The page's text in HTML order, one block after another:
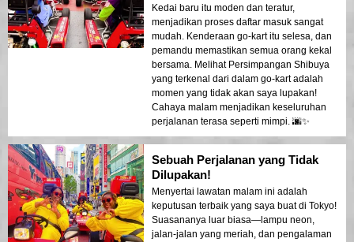
Kedai baru itu moden dan teratur,
menjadikan proses daftar masuk sangat
mudah. Kenderaan go-kart itu selesa, dan
pemandu memastikan semua orang kekal
bersama. Melihat Persimpangan Shibuya
yang terkenal dari dalam go-kart adalah
momen yang tidak akan saya lupakan!
Cahaya malam menjadikan keseluruhan
perjalanan terasa seperti mimpi. 🌆✨
Sebuah Perjalanan yang Tidak
Dilupakan!
Menyertai lawatan malam ini adalah
keputusan terbaik yang saya buat di Tokyo!
Suasananya luar biasa—lampu neon,
jalan-jalan yang meriah, dan pengalaman